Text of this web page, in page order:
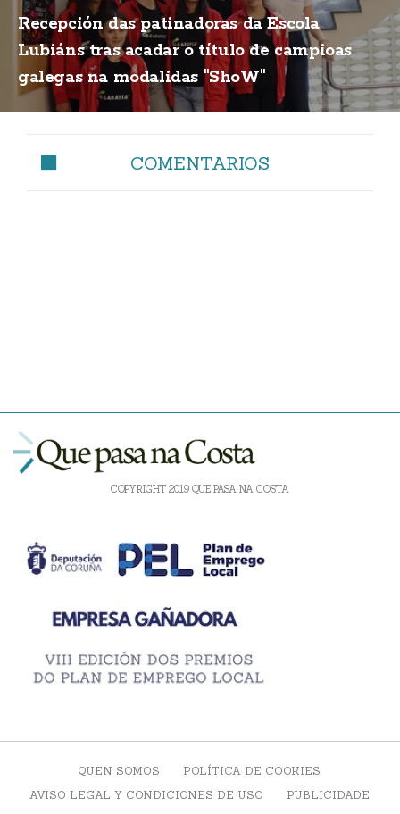
Recepción das patinadoras da Escola
Lubiáns tras acadar o título de campioas
galegas na modalidas "ShoW"
COMENTARIOS
COPYRIGHT 2019 QUE PASA NA COSTA
QUEN SOMOS
POLÍTICA DE COOKIES
AVISO LEGAL Y CONDICIONES DE USO
PUBLICIDADE